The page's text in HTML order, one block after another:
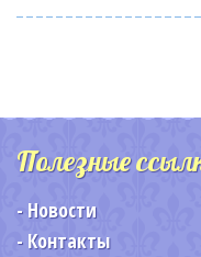
Полезные
Новости
Контакты